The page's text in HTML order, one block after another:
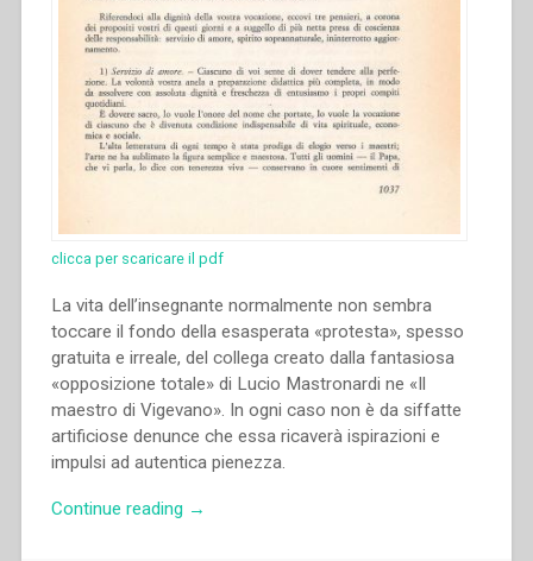
clicca per scaricare il pdf
La vita dell’insegnante normalmente non sembra
toccare il fondo della esasperata «protesta», spesso
gratuita e irreale, del collega creato dalla fantasiosa
«opposizione totale» di Lucio Mastronardi ne «Il
maestro di Vigevano». In ogni caso non è da siffatte
artificiose denunce che essa ricaverà ispirazioni e
impulsi ad autentica pienezza.
Continue reading “Pietro
→